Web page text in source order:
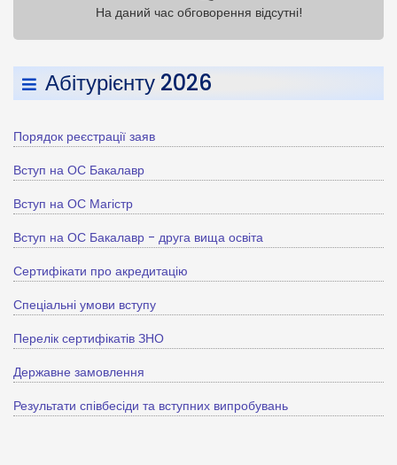
На даний час обговорення відсутні!
Абітурієнту 2026
Порядок реєстрації заяв
Вступ на ОС Бакалавр
Вступ на ОС Магістр
Вступ на ОС Бакалавр - друга вища освіта
Сертифікати про акредитацію
Спеціальні умови вступу
Перелік сертифікатів ЗНО
Державне замовлення
Результати співбесіди та вступних випробувань